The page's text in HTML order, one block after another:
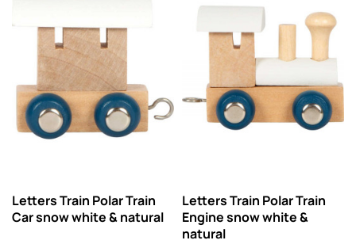
Letters Train Polar Train
Car snow white & natural
Letters Train Polar Train
Engine snow white &
natural